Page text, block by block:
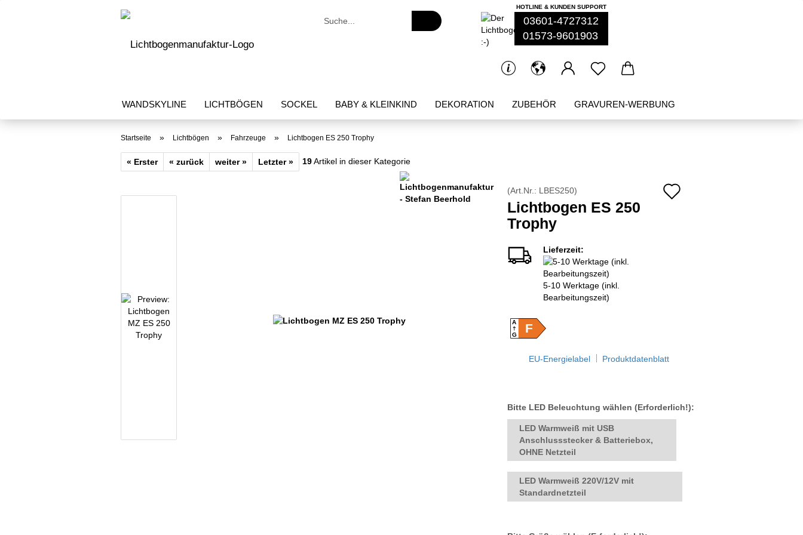
Suche...
HOTLINE & KUNDEN SUPPORT
03601-4727312
01573-9601903
WANDSKYLINE LICHTBÖGEN SOCKEL BABY & KLEINKIND DEKORATION ZUBEHÖR GRAVUREN-WERBUNG
Startseite » Lichtbögen » Fahrzeuge » Lichtbogen ES 250 Trophy
« Erster « zurück weiter » Letzter » 19Artikel in dieser Kategorie
(Art.Nr.: LBES250)
Lichtbogen ES 250
Trophy
Lieferzeit:
5-10 Werktage (inkl.
Bearbeitungszeit)
A
GF
EU-Energielabel Produktdatenblatt
Bitte LED Beleuchtung wählen (Erforderlich!):
LED Warmweiß mit USB
Anschlussstecker & Batteriebox,
OHNE Netzteil
LED Warmweiß 220V/12V mit
Standardnetzteil